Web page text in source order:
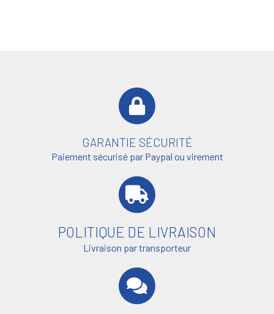
GARANTIE SÉCURITÉ
Paiement sécurisé par Paypal ou virement
POLITIQUE DE LIVRAISON
Livraison par transporteur